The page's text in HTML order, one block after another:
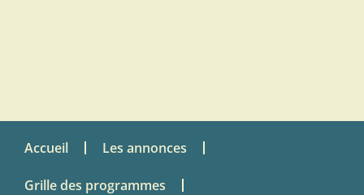
Accueil Les annonces
Grille des programmes